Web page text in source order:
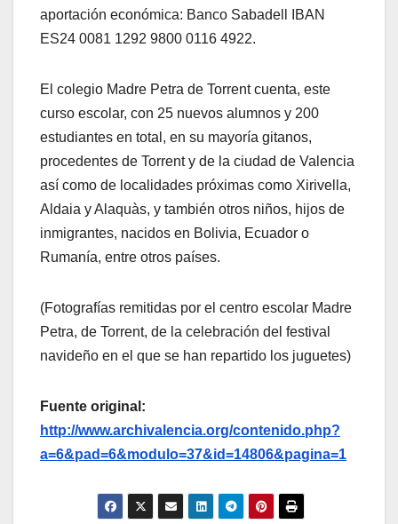
aportación económica: Banco Sabadell IBAN
ES24 0081 1292 9800 0116 4922.
El colegio Madre Petra de Torrent cuenta, este
curso escolar, con 25 nuevos alumnos y 200
estudiantes en total, en su mayoría gitanos,
procedentes de Torrent y de la ciudad de Valencia
así como de localidades próximas como Xirivella,
Aldaia y Alaquàs, y también otros niños, hijos de
inmigrantes, nacidos en Bolivia, Ecuador o
Rumanía, entre otros países.
(Fotografías remitidas por el centro escolar Madre
Petra, de Torrent, de la celebración del festival
navideño en el que se han repartido los juguetes)
Fuente original:
http://www.archivalencia.org/contenido.php?
a=6&pad=6&modulo=37&id=14806&pagina=1